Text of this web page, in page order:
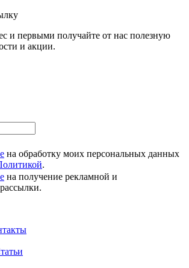
и первыми получайте от нас полезную
и акции.
на обработку моих персональных данных
.
на получение рекламной и